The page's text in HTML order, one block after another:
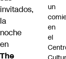
invitados,
la
noche
en
The
un
en
el